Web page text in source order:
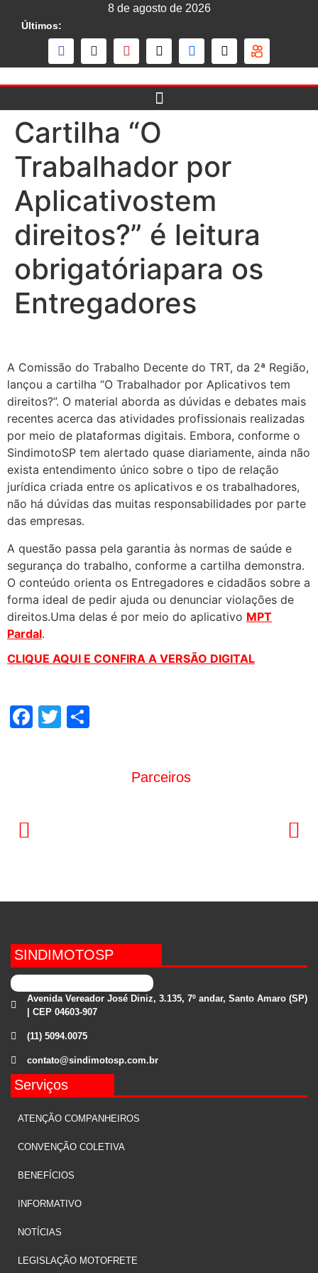
8 de agosto de 2026
Últimos:
Cartilha “O
Trabalhador por
Aplicativostem
direitos?” é leitura
obrigatóriapara os
Entregadores
A Comissão do Trabalho Decente do TRT, da 2ª Região,
lançou a cartilha “O Trabalhador por Aplicativos tem
direitos?”. O material aborda as dúvidas e debates mais
recentes acerca das atividades profissionais realizadas
por meio de plataformas digitais. Embora, conforme o
SindimotoSP tem alertado quase diariamente, ainda não
exista entendimento único sobre o tipo de relação
jurídica criada entre os aplicativos e os trabalhadores,
não há dúvidas das muitas responsabilidades por parte
das empresas.
A questão passa pela garantia às normas de saúde e
segurança do trabalho, conforme a cartilha demonstra.
O conteúdo orienta os Entregadores e cidadãos sobre a
forma ideal de pedir ajuda ou denunciar violações de
direitos.Uma delas é por meio do aplicativo MPT
Pardal.
CLIQUE AQUI E CONFIRA A VERSÃO DIGITAL
Facebook
Twitter
Parceiros
SINDIMOTOSP
Avenida Vereador José Diniz, 3.135, 7º andar, Santo Amaro (SP)
| CEP 04603-907
(11) 5094.0075
contato@sindimotosp.com.br
Serviços
ATENÇÃO COMPANHEIROS
CONVENÇÃO COLETIVA
BENEFÍCIOS
INFORMATIVO
NOTÍCIAS
LEGISLAÇÃO MOTOFRETE